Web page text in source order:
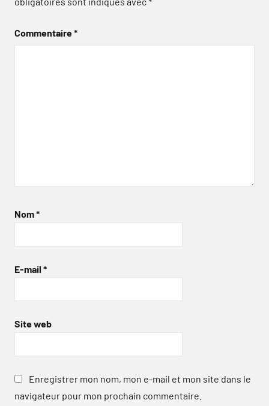
Commentaire*
Nom*
E-mail *
Site web
Enregistrer mon nom, mon e-mail et mon site dans le
navigateur pour mon prochain commentaire.